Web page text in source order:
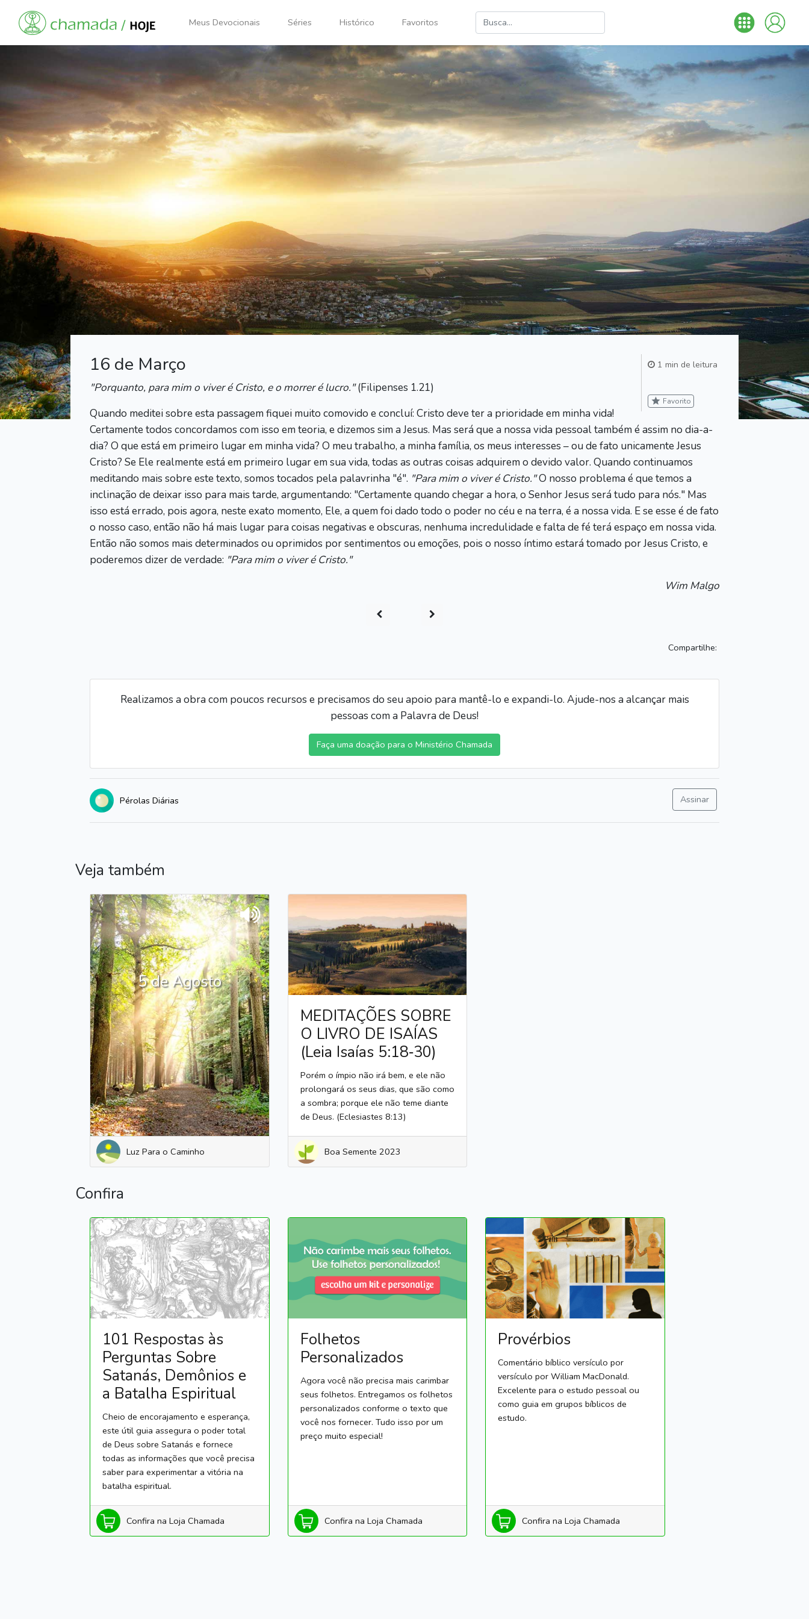
Meus Devocionais Séries Histórico Favoritos
1 min de leitura
star Favorito
16 de Março
"Porquanto, para mim o viver é Cristo, e o morrer é lucro."(Filipenses 1.21)
Quando meditei sobre esta passagem fiquei muito comovido e concluí: Cristo deve ter a prioridade em minha vida!
Certamente todos concordamos com isso em teoria, e dizemos sim a Jesus. Mas será que a nossa vida pessoal também é assim no dia-a-
dia? O que está em primeiro lugar em minha vida? O meu trabalho, a minha família, os meus interesses – ou de fato unicamente Jesus
Cristo? Se Ele realmente está em primeiro lugar em sua vida, todas as outras coisas adquirem o devido valor. Quando continuamos
meditando mais sobre este texto, somos tocados pela palavrinha "é". "Para mim o viver é Cristo."O nosso problema é que temos a
inclinação de deixar isso para mais tarde, argumentando: "Certamente quando chegar a hora, o Senhor Jesus será tudo para nós." Mas
isso está errado, pois agora, neste exato momento, Ele, a quem foi dado todo o poder no céu e na terra, é a nossa vida. E se esse é de fato
o nosso caso, então não há mais lugar para coisas negativas e obscuras, nenhuma incredulidade e falta de fé terá espaço em nossa vida.
Então não somos mais determinados ou oprimidos por sentimentos ou emoções, pois o nosso íntimo estará tomado por Jesus Cristo, e
poderemos dizer de verdade: "Para mim o viver é Cristo."
Wim Malgo
Compartilhe:
Realizamos a obra com poucos recursos e precisamos do seu apoio para mantê-lo e expandi-lo. Ajude-nos a alcançar mais
pessoas com a Palavra de Deus!
Faça uma doação para o Ministério Chamada
Pérolas Diárias Assinar
Veja também
5 de Agosto
Luz Para o Caminho
MEDITAÇÕES SOBRE
O LIVRO DE ISAÍAS
(Leia Isaías 5:18‑30)
Porém o ímpio não irá bem, e ele não
prolongará os seus dias, que são como
a sombra; porque ele não teme diante
de Deus. (Eclesiastes 8:13)
Boa Semente 2023
Confira
101 Respostas às
Perguntas Sobre
Satanás, Demônios e
a Batalha Espiritual
Cheio de encorajamento e esperança,
este útil guia assegura o poder total
de Deus sobre Satanás e fornece
todas as informações que você precisa
saber para experimentar a vitória na
batalha espiritual.
Confira na Loja Chamada
Folhetos
Personalizados
Agora você não precisa mais carimbar
seus folhetos. Entregamos os folhetos
personalizados conforme o texto que
você nos fornecer. Tudo isso por um
preço muito especial!
Confira na Loja Chamada
Provérbios
Comentário bíblico versículo por
versículo por William MacDonald.
Excelente para o estudo pessoal ou
como guia em grupos bíblicos de
estudo.
Confira na Loja Chamada